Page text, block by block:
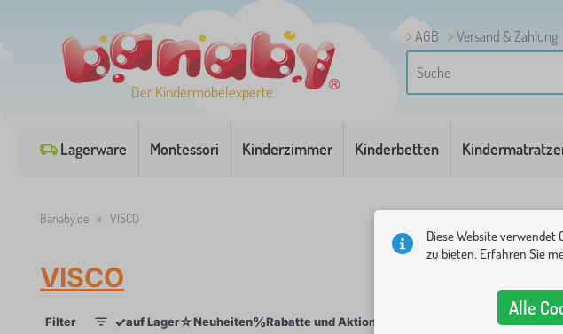
Der Kindermöbelexperte
AGB Versand & Zahlung
Lagerware Montessori Kinderzimmer Kinderbetten
Banaby.de » VISCO
VISCO
Filter ✓auf Lager☆Neuheiten%Rabatte und Aktionen Preis
Diese Website verwendet
zu bieten. Erfahren Sie
Alle